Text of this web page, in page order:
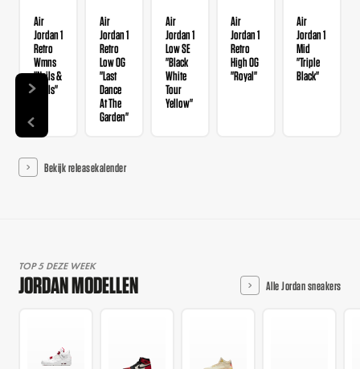
Air
Jordan 1
Retro
Wmns
"Nails &
Grails"
Air
Jordan 1
Retro
Low OG
"Last
Dance
At The
Garden"
Air
Jordan 1
Low SE
"Black
White
Tour
Yellow"
Air
Jordan 1
Retro
High OG
"Royal"
Air
Jordan 1
Mid
"Triple
Black"
Bekijk releasekalender
TOP 5 DEZE WEEK
JORDAN MODELLEN Alle Jordan sneakers